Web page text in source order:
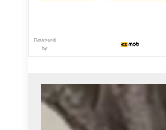
Powered
by